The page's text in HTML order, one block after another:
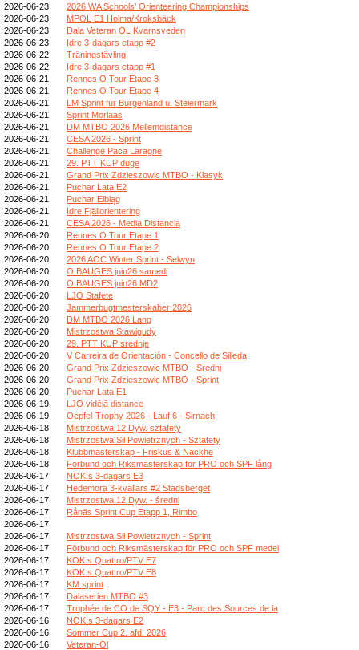
2026-06-23
2026 WA Schools’ Orienteering Championships
2026-06-23
MPOL E1 Holma/Kroksbäck
2026-06-23
Dala Veteran OL Kvarnsveden
2026-06-23
Idre 3-dagars etapp #2
2026-06-22
Träningstävling
2026-06-22
Idre 3-dagars etapp #1
2026-06-21
Rennes O Tour Etape 3
2026-06-21
Rennes O Tour Etape 4
2026-06-21
LM Sprint für Burgenland u. Steiermark
2026-06-21
Sprint Morlaas
2026-06-21
DM MTBO 2026 Mellemdistance
2026-06-21
CESA 2026 - Sprint
2026-06-21
Challenge Paca Laragne
2026-06-21
29. PTT KUP duge
2026-06-21
Grand Prix Zdzieszowic MTBO - Klasyk
2026-06-21
Puchar Lata E2
2026-06-21
Puchar Elbląg
2026-06-21
Idre Fjällorientering
2026-06-21
CESA 2026 - Media Distancia
2026-06-20
Rennes O Tour Etape 1
2026-06-20
Rennes O Tour Etape 2
2026-06-20
2026 AOC Winter Sprint - Selwyn
2026-06-20
O BAUGES juin26 samedi
2026-06-20
O BAUGES juin26 MD2
2026-06-20
LJO Stafete
2026-06-20
Jammerbugtmesterskaber 2026
2026-06-20
DM MTBO 2026 Lang
2026-06-20
Mistrzostwa Stawigudy
2026-06-20
29. PTT KUP srednje
2026-06-20
V Carreira de Orientación - Concello de Silleda
2026-06-20
Grand Prix Zdzieszowic MTBO - Sredni
2026-06-20
Grand Prix Zdzieszowic MTBO - Sprint
2026-06-20
Puchar Lata E1
2026-06-19
LJO vidējā distance
2026-06-19
Oepfel-Trophy 2026 - Lauf 6 - Sirnach
2026-06-18
Mistrzostwa 12 Dyw. sztafety
2026-06-18
Mistrzostwa Sił Powietrznych - Sztafety
2026-06-18
Klubbmästerskap - Friskus & Nackhe
2026-06-18
Förbund och Riksmästerskap för PRO och SPF lång
2026-06-17
NOK:s 3-dagars E3
2026-06-17
Hedemora 3-kvällars #2 Stadsberget
2026-06-17
Mistrzostwa 12 Dyw. - średni
2026-06-17
Rånäs Sprint Cup Etapp 1, Rimbo
2026-06-17
2026-06-17
Mistrzostwa Sił Powietrznych - Sprint
2026-06-17
Förbund och Riksmästerskap för PRO och SPF medel
2026-06-17
KOK:s Quattro/PTV E7
2026-06-17
KOK:s Quattro/PTV E8
2026-06-17
KM sprint
2026-06-17
Dalaserien MTBO #3
2026-06-17
Trophée de CO de SQY - E3 - Parc des Sources de la
2026-06-16
NOK:s 3-dagars E2
2026-06-16
Sommer Cup 2. afd. 2026
2026-06-16
Veteran-Ol